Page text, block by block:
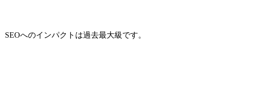
へのインパクトは過去最大級です。